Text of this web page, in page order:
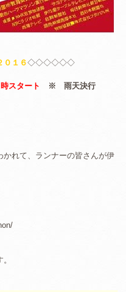
０１６◇◇◇◇◇◇
スタート ※ 雨天決行
かれて、ランナーの皆さんが伊